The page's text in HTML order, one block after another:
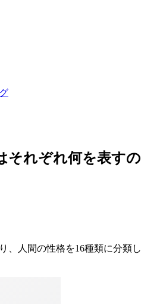
それぞれ何を表す
人間の性格を16種類に分類